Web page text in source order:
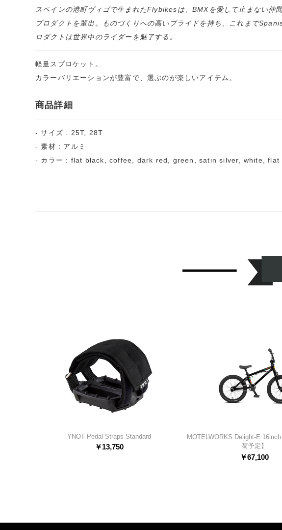
スペインの港町ヴィゴで生まれたFlybikesは、BMXを愛して止まない
プロダクトを輩出。ものづくりへの高いプライドを持ち、これまで
ロダクトは世界中のライダーを魅了する。
軽量スプロケット。
カラーバリエーションが豊富で、選ぶのが楽しいアイテム。
商品詳細
- サイズ : 25T, 28T
- 素材 : アルミ
- カラー : flat black, coffee, dark red, green, satin silver, white, flat
YNOT Pedal Straps Standard
￥13,750
MOTELWORKS Delight-E
荷予定】
￥67,100